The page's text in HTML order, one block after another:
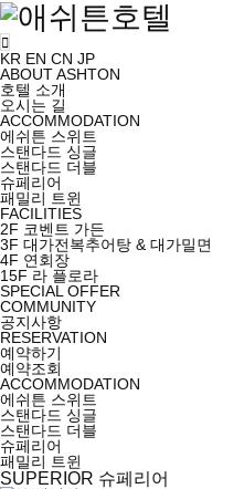
KR EN CN JP
ABOUT ASHTON
호텔 소개
오시는 길
ACCOMMODATION
에쉬튼 스위트
스탠다드 싱글
스탠다드 더블
슈페리어
패밀리 트윈
FACILITIES
2F 코벤트 가든
3F 대가전복추어탕 & 대가밀면
4F 연회장
15F 라 플로라
SPECIAL OFFER
COMMUNITY
공지사항
RESERVATION
예약하기
예약조회
ACCOMMODATION
에쉬튼 스위트
스탠다드 싱글
스탠다드 더블
슈페리어
패밀리 트윈
SUPERIOR 슈페리어